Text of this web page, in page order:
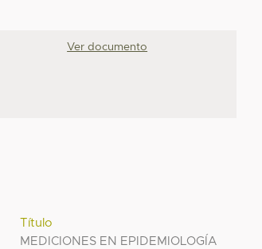
Ver documento
Título
MEDICIONES EN EPIDEMIOLOGÍA